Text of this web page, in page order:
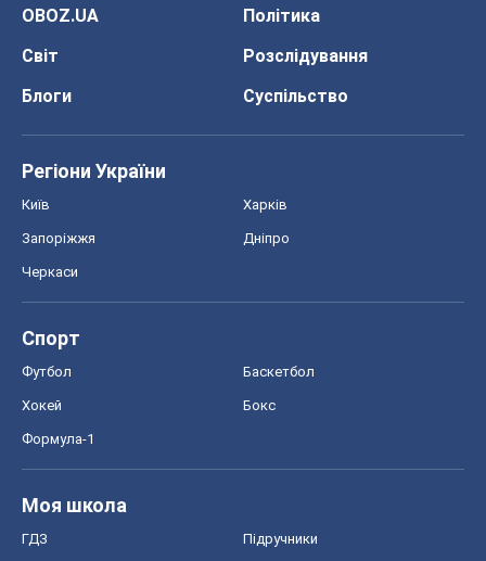
OBOZ.UA
Політика
Світ
Розслідування
Блоги
Суспільство
Регіони України
Київ Харків
Запоріжжя Дніпро
Черкаси
Спорт
Футбол Баскетбол
Хокей Бокс
Формула-1
Моя школа
ГДЗ Підручники